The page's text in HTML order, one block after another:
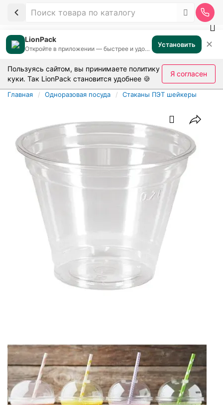
LionPack
Откройте в приложении — быстрее и удобнее Установить ✕
Пользуясь сайтом, вы принимаете политику
куки. Так LionPack становится удобнее 🍪
Я согласен
Главная Одноразовая посуда Стаканы ПЭТ шейкеры